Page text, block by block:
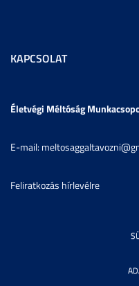
KAPCSOLAT
Életvégi Méltóság
E-mail:
Feliratkozás hírlevélre